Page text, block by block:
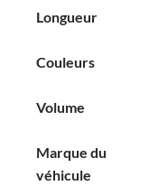
Longueur
Couleurs
Volume
Marque du
véhicule